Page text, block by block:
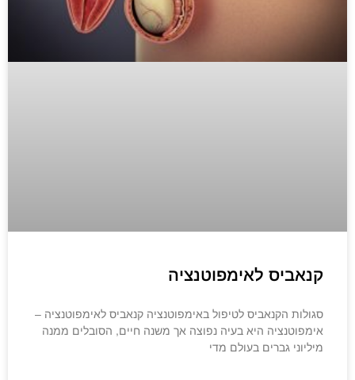
קנאביס לאימפוטנציה
סגולות הקנאביס לטיפול באימפוטנציה קנאביס לאימפוטנציה –
אימפוטנציה היא בעיה נפוצה אך משנה חיים, הסובלים ממנה
מיליוני גברים בעולם מדי